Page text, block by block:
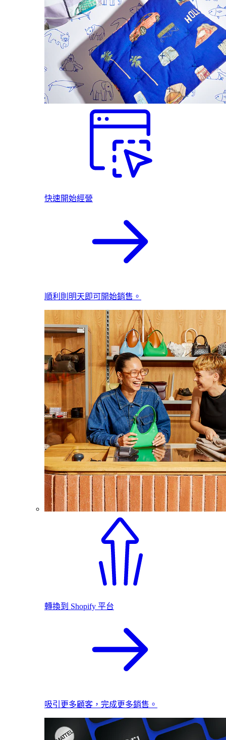
快速開始經營
順利則明天即可開始銷售。
轉換到 Shopify 平台
吸引更多顧客，完成更多銷售。